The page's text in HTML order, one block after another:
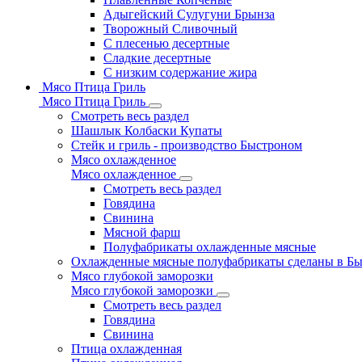
Адыгейский Сулугуни Брынза
Творожный Сливочный
С плесенью десертные
Сладкие десертные
С низким содержание жира
Мясо Птица Гриль
Мясо Птица Гриль
Смотреть весь раздел
Шашлык Колбаски Купаты
Стейк и гриль - производство Быстроном
Мясо охлажденное
Мясо охлажденное
Смотреть весь раздел
Говядина
Свинина
Мясной фарш
Полуфабрикаты охлажденные мясные
Охлажденные мясные полуфабрикаты сделаны в
Мясо глубокой заморозки
Мясо глубокой заморозки
Смотреть весь раздел
Говядина
Свинина
Птица охлажденная